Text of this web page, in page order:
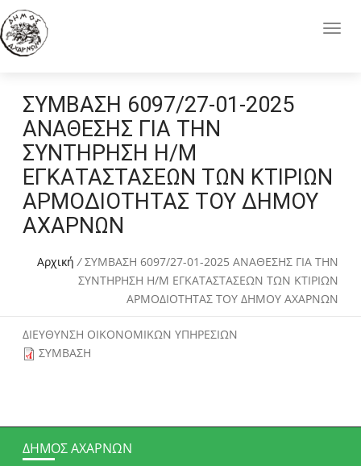
ΣΥΜΒΑΣΗ 6097/27-01-2025
ΑΝΑΘΕΣΗΣ ΓΙΑ ΤΗΝ
ΣΥΝΤΗΡΗΣΗ Η/Μ
ΕΓΚΑΤΑΣΤΑΣΕΩΝ ΤΩΝ ΚΤΙΡΙΩΝ
ΑΡΜΟΔΙΟΤΗΤΑΣ ΤΟΥ ΔΗΜΟΥ
ΑΧΑΡΝΩΝ
Αρχική /ΣΥΜΒΑΣΗ 6097/27-01-2025 ΑΝΑΘΕΣΗΣ ΓΙΑ ΤΗΝ
ΣΥΝΤΗΡΗΣΗ Η/Μ ΕΓΚΑΤΑΣΤΑΣΕΩΝ ΤΩΝ ΚΤΙΡΙΩΝ
ΑΡΜΟΔΙΟΤΗΤΑΣ ΤΟΥ ΔΗΜΟΥ ΑΧΑΡΝΩΝ
ΔΙΕΥΘΥΝΣΗ ΟΙΚΟΝΟΜΙΚΩΝ ΥΠΗΡΕΣΙΩΝ
ΣΥΜΒΑΣΗ
ΔΉΜΟΣ ΑΧΑΡΝΏΝ